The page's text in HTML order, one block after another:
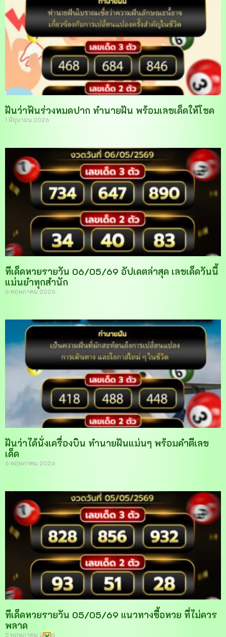
ฝันว่าฟันร่วงหมดปาก ทำนายฝัน พร้อมเลขเด็ดให้โชค
1 มิถุนายน 2026
ทีเด็ดหวยรายวัน 06/05/69 อัปเดตล่าสุด เลขเด็ดวันนี้
แม่นยำทุกสำนัก
6 พฤษภาคม 2026
ฝันว่าได้นั่งเครื่องบิน ทำนายฝันแม่นๆ พร้อมคำตีเลข
เด็ด
6 พฤษภาคม 2026
ทีเด็ดหวยรายวัน 05/05/69 แนวทางซื้อหวย ที่ไม่ควร
พลาด
5 พฤษภาคม 2026